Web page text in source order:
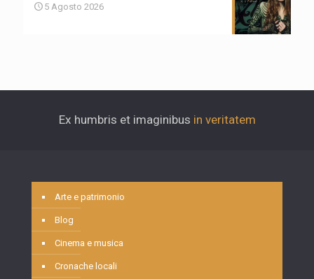
5 Agosto 2026
Ex humbris et imaginibus in veritatem
Arte e patrimonio
Blog
Cinema e musica
Cronache locali